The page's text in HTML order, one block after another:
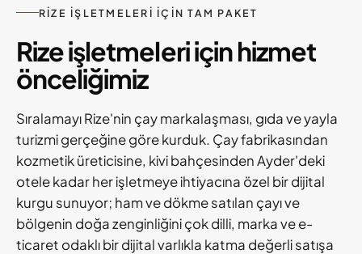
RIZE IŞLETMELERI IÇIN TAM PAKET
Rize işletmeleri için hizmet
önceliğimiz
Sıralamayı Rize'nin çay markalaşması, gıda ve yayla
turizmi gerçeğine göre kurduk. Çay fabrikasından
kozmetik üreticisine, kivi bahçesinden Ayder'deki
otele kadar her işletmeye ihtiyacına özel bir dijital
kurgu sunuyor; ham ve dökme satılan çayı ve
bölgenin doğa zenginliğini çok dilli, marka ve e-
ticaret odaklı bir dijital varlıkla katma değerli satışa